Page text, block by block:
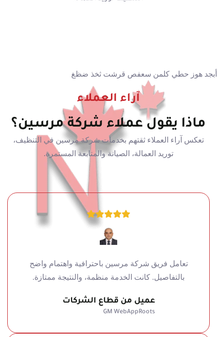
أبجد هوز حطي كلمن سعفص قرشت ثخذ ضظغ
آراء العملاء
ماذا يقول عملاء شركة مرسين؟
تعكس آراء العملاء ثقتهم بخدمات شركة مرسين في التنظيف،
توريد العمالة، الصيانة والمتابعة المستمرة.
تعامل فريق شركة مرسين باحترافية واهتمام واضح
بالتفاصيل. كانت الخدمة منظمة، والنتيجة ممتازة.
عميل من قطاع الشركات
GM WebAppRoots